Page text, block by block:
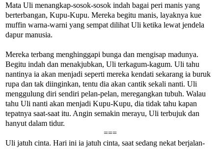
Mata Uli menangkap-sosok-sosok indah bagai peri manis yang
berterbangan, Kupu-Kupu. Mereka begitu manis, layaknya kue
muffin warna-warni yang sempat dilihat Uli ketika lewat jendela
dapur manusia.
Mereka terbang menghinggapi bunga dan mengisap madunya.
Begitu indah dan menakjubkan, Uli terkagum-kagum. Uli tahu
nantinya ia akan menjadi seperti mereka kendati sekarang ia buruk
rupa dan tak diinginkan, tentu dia akan cantik sekali nanti. Uli
menggulung diri sendiri pelan-pelan, meregangkan tubuh. Walau
tahu Uli nanti akan menjadi Kupu-Kupu, dia tidak tahu kapan
tepatnya saat-saat itu. Angin semakin merayu, Uli terbujuk dan
hanyut dalam tidur.
===
Uli jatuh cinta. Hari ini ia jatuh cinta, saat sedang nekat berjalan-